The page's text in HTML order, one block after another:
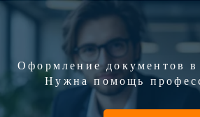
Оформление документов
Нужна помощь